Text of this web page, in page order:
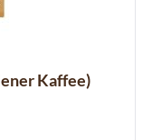
Kaffee)